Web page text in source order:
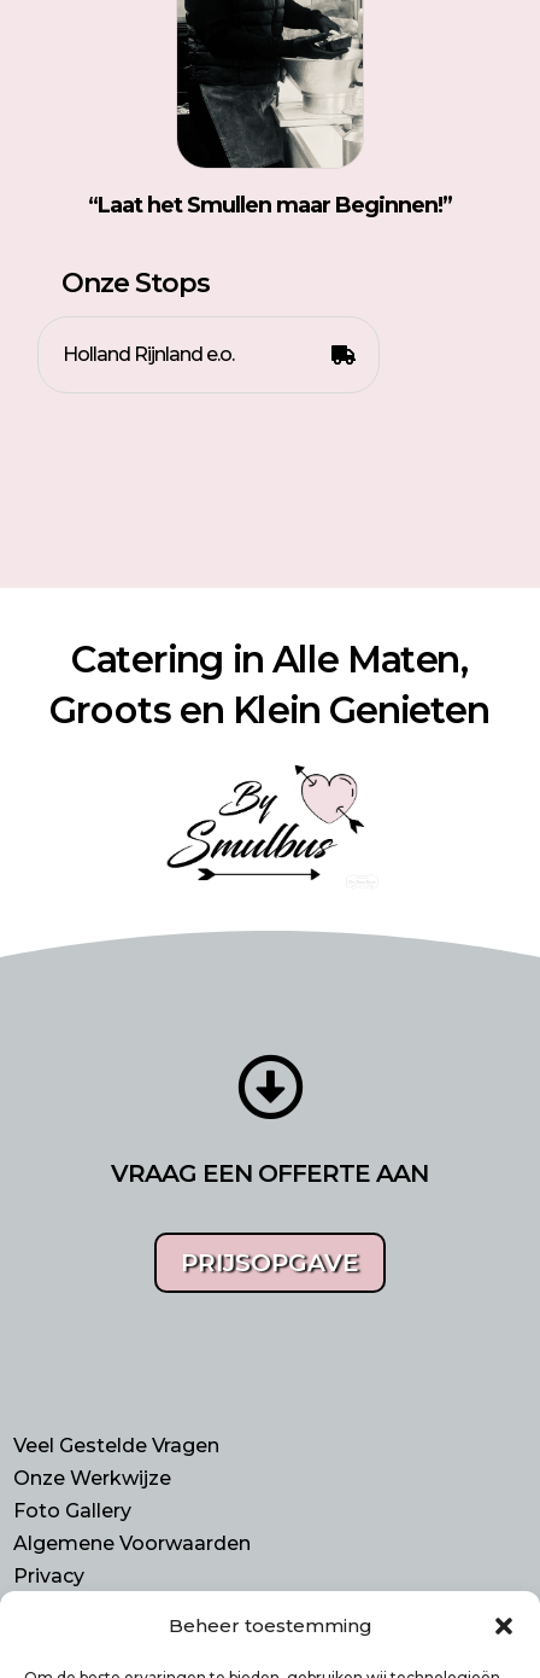
Beheer toestemming
“Laat het Smullen maar Beginnen!”
Onze Stops
Holland Rijnland e.o.
Catering in Alle Maten,
Groots en Klein Genieten

VRAAG EEN OFFERTE AAN
PRIJSOPGAVE
Veel Gestelde Vragen
Onze Werkwijze
Foto Gallery
Algemene Voorwaarden
Privacy